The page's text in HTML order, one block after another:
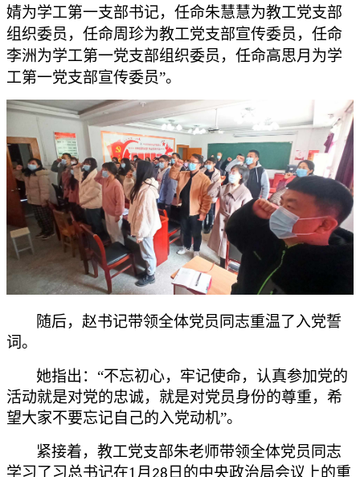
婧为学工第一支部书记，任命朱慧慧为教工党支部
组织委员，任命周珍为教工党支部宣传委员，任命
李洲为学工第一党支部组织委员，任命高思月为学
工第一党支部宣传委员”。
随后，赵书记带领全体党员同志重温了入党誓
词。
她指出 ： “不忘初心，牢记使命，认真参加党的
活动就是对党的忠诚，就是对党员身份的尊重，希
望大家不要忘记自己的入党动机”。
紧接着，教工党支部朱老师带领全体党员同志
学习了习总书记在1 月 日的中央政治局会议上的重